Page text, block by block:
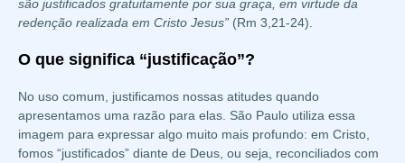
são justificados gratuitamente por sua graça, em virtude da
redenção realizada em Cristo Jesus” (Rm 3,21-24).
O que significa “justificação”?
No uso comum, justificamos nossas atitudes quando
apresentamos uma razão para elas. São Paulo utiliza essa
imagem para expressar algo muito mais profundo: em Cristo,
fomos “justificados” diante de Deus, ou seja, reconciliados com